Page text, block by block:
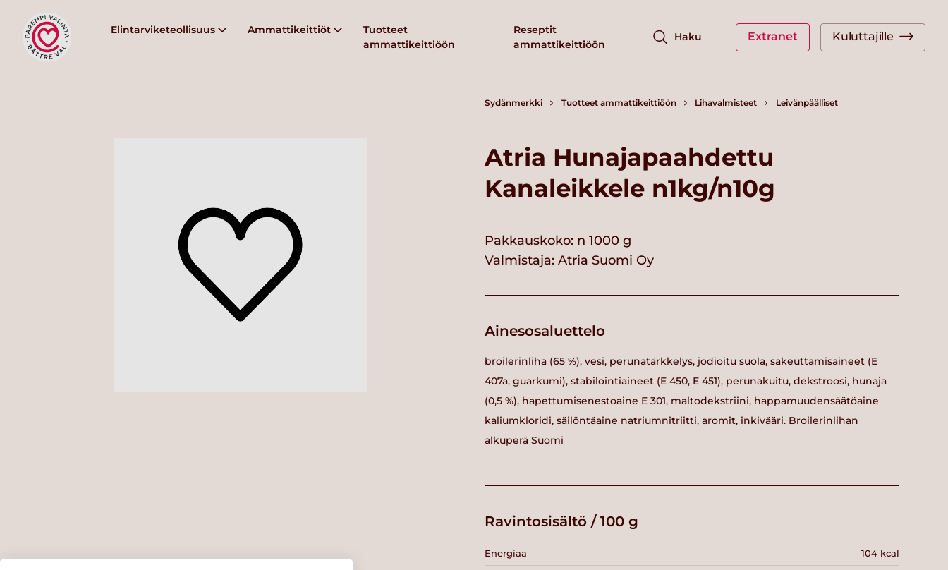
Elintarviketeollisuus Ammattikeittiöt
Tuotteet
ammattikeittiöön
Reseptit
ammattikeittiöön
Haku Extranet Kuluttajille
Sydänmerkki Tuotteet ammattikeittiöön Lihavalmisteet Leivänpäälliset
Atria Hunajapaahdettu
Kanaleikkele n1kg/n10g
Pakkauskoko: n 1000 g
Valmistaja: Atria Suomi Oy
Ainesosaluettelo
broilerinliha (65 %), vesi, perunatärkkelys, jodioitu suola, sakeuttamisaineet (E
407a, guarkumi), stabilointiaineet (E 450, E 451), perunakuitu, dekstroosi, hunaja
(0,5 %), hapettumisenestoaine E 301, maltodekstriini, happamuudensäätöaine
kaliumkloridi, säilöntäaine natriumnitriitti, aromit, inkivääri. Broilerinlihan
alkuperä Suomi
Ravintosisältö / 100 g
Energiaa 104 kcal